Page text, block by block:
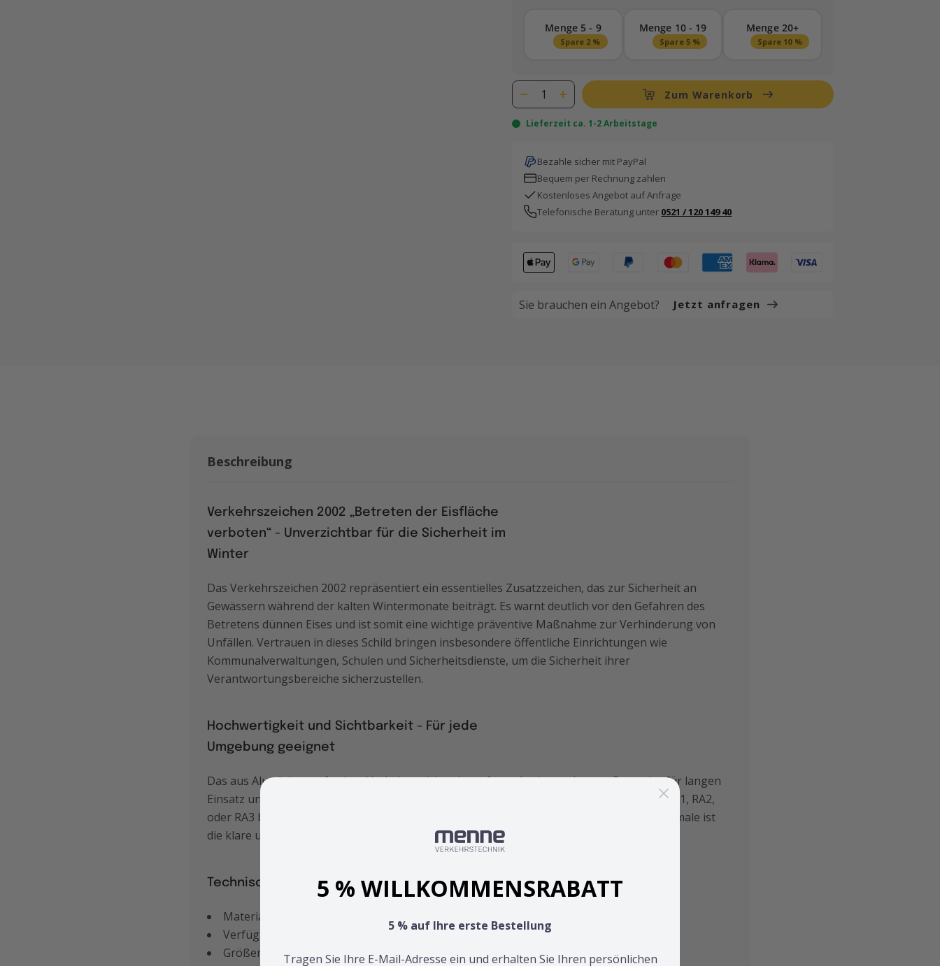
Menge 5 - 9
Spare 2 %
Menge 10 - 19
Spare 5 %
Menge 20+
Spare 10 %
Zum Warenkorb
Lieferzeit ca. 1-2 Arbeitstage
Bezahle sicher mit PayPal
Bequem per Rechnung zahlen
Kostenloses Angebot auf Anfrage
Telefonische Beratung unter 0521 / 120 149 40
Sie brauchen ein Angebot? Jetzt anfragen
Beschreibung
Verkehrszeichen 2002 „Betreten der Eisfläche
verboten“ - Unverzichtbar für die Sicherheit im
Winter
Das Verkehrszeichen 2002 repräsentiert ein essentielles Zusatzzeichen, das zur Sicherheit an
Gewässern während der kalten Wintermonate beiträgt. Es warnt deutlich vor den Gefahren des
Betretens dünnen Eises und ist somit eine wichtige präventive Maßnahme zur Verhinderung von
Unfällen. Vertrauen in dieses Schild bringen insbesondere öffentliche Einrichtungen wie
Kommunalverwaltungen, Schulen und Sicherheitsdienste, um die Sicherheit ihrer
Verantwortungsbereiche sicherzustellen.
Hochwertigkeit und Sichtbarkeit - Für jede
Umgebung geeignet
Das aus Aluminium gefertigte Verkehrszeichen ist aufgrund seiner robusten Bauweise für langen
Einsatz unter widrigen Wetterbedingungen konzipiert. Dank der reflektierenden Folien RA1, RA2,
oder RA3 bleibt das Zeichen auch bei geringem Tageslicht gut sichtbar. Durch diese Merkmale ist
die klare und weithin erkennbare Lesbarkeit bei jedem Wetter gewährleistet.
Technische Details des Verkehrsschilds
Material:
Verfügbar in Folientypen:
RA1, RA2, RA3
Größenvariante:
231 x 420 mm, 330 x 600 mm, 412 x 750 mm
5 % WILLKOMMENSRABATT
5 % auf Ihre erste Bestellung
Tragen Sie Ihre E-Mail-Adresse ein und erhalten Sie Ihren persönlichen